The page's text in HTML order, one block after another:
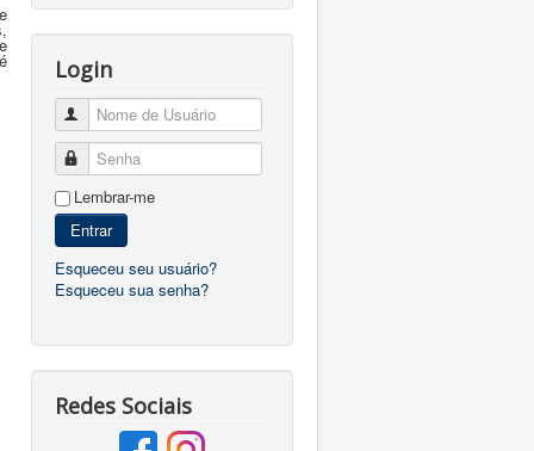
Login
Nome de Usuário
Senha
Lembrar-me
Entrar
Esqueceu seu usuário?
Esqueceu sua senha?
Redes Sociais